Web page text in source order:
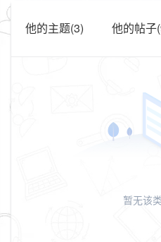
他的主题(3) 他的帖子
暂无该